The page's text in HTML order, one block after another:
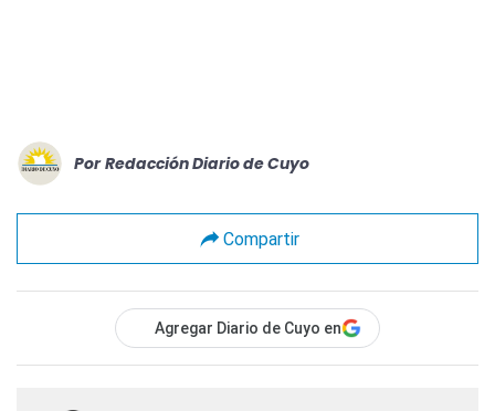
Por Redacción Diario de Cuyo
Compartir
Agregar Diario de Cuyo en